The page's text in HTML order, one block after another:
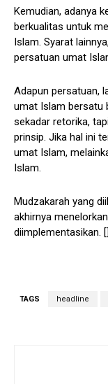
Kemudian, adanya
berkualitas untuk
Islam. Syarat
persatuan umat
Adapun persatuan,
umat Islam bersatu
sekadar retorika,
prinsip. Jika hal ini
umat Islam,
Islam.
Mudzakarah yang
akhirnya
diimplementasikan. []
TAGS headline